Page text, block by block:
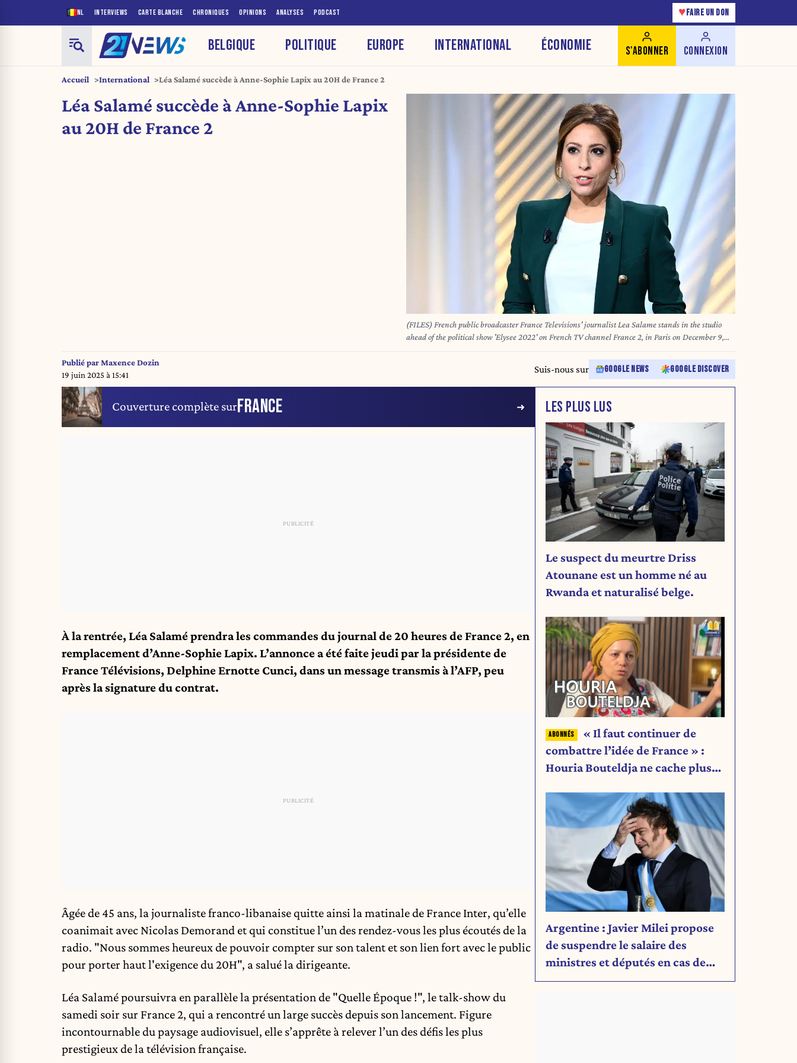
NL INTERVIEWS CARTE BLANCHE CHRONIQUES OPINIONS ANALYSES PODCAST ♥ FAIRE UN DON
BELGIQUE POLITIQUE EUROPE INTERNATIONAL ÉCONOMIE S'ABONNER CONNEXION
Accueil International Léa Salamé succède à Anne-Sophie Lapix au 20H de France 2
Léa Salamé succède à Anne-Sophie Lapix
au 20H de France 2
(FILES) French public broadcaster France Televisions' journalist Lea Salame stands in the studio
ahead of the political show 'Elysee 2022' on French TV channel France 2, in Paris on December 9,
2021. Expected to succeed Anne-Sophie Lapix at France 2's 8 PM news, Lea Salame announced on
June 19, 2025 her departure from the morning show on France Inter, which she co-hosted since 2017,
the management of France's most listened-to radio station stated in a press release. (Photo by
Christophe ARCHAMBAULT / AFP)
Publié parMaxence Dozin
19 juin 2025 à 15:41
Suis-nous sur GOOGLE NEWS GOOGLE DISCOVER
Couverture complète surFRANCE
À la rentrée, Léa Salamé prendra les commandes du journal de 20 heures de France 2, en
remplacement d’Anne-Sophie Lapix. L’annonce a été faite jeudi par la présidente de
France Télévisions, Delphine Ernotte Cunci, dans un message transmis à l’AFP, peu
après la signature du contrat.
Âgée de 45 ans, la journaliste franco-libanaise quitte ainsi la matinale de France Inter, qu’elle
coanimait avec Nicolas Demorand et qui constitue l’un des rendez-vous les plus écoutés de la
radio. "Nous sommes heureux de pouvoir compter sur son talent et son lien fort avec le public
pour porter haut l'exigence du 20H", a salué la dirigeante.
Léa Salamé poursuivra en parallèle la présentation de "Quelle Époque !", le talk-show du
samedi soir sur France 2, qui a rencontré un large succès depuis son lancement. Figure
incontournable du paysage audiovisuel, elle s’apprête à relever l’un des défis les plus
prestigieux de la télévision française.
LES PLUS LUS
Le suspect du meurtre Driss
Atounane est un homme né au
Rwanda et naturalisé belge.
« Il faut continuer de
combattre l’idée de France » :
Houria Bouteldja ne cache plus
Argentine : Javier Milei propose
de suspendre le salaire des
ministres et députés en cas de
déficit budgétaire